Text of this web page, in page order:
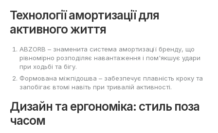
Технології амортизації для
активного життя
ABZORB – знаменита система амортизації бренду, що
рівномірно розподіляє навантаження і пом'якшує удари
при ходьбі та бігу.
Формована міжпідошва – забезпечує плавність кроку та
запобігає втомі навіть при тривалій активності.
Дизайн та ергономіка: стиль поза
часом